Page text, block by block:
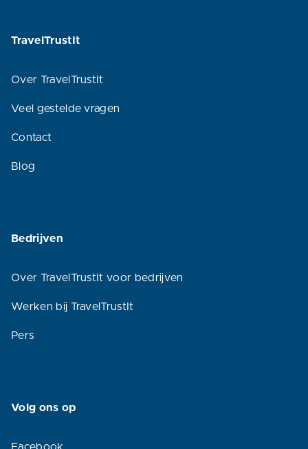
TravelTrustIt
Over TravelTrustIt
Veel gestelde vragen
Contact
Blog
Bedrijven
Over TravelTrustIt voor bedrijven
Werken bij TravelTrustIt
Pers
Volg ons op